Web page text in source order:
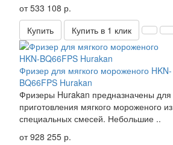
от 533 108 р.
Купить
Купить в 1 клик
Фризер для мягкого мороженого HKN-
BQ66FPS Hurakan
Фризеры Hurakan предназначены для
приготовления мягкого мороженого из
специальных смесей. Небольшие ..
от 928 255 р.